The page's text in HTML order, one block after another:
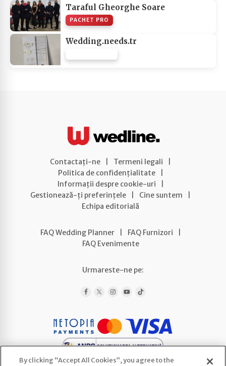
Taraful Gheorghe Soare
PACHET PRO
Wedding.needs.tr
Contactați-ne Termeni legali
Politica de confidențialitate
Informații despre cookie-uri
Gestionează-ți preferințele
Cine suntem
Echipa editorială
FAQ Wedding Planner FAQ Furnizori
FAQ Evenimente
Urmareste-ne pe:
By clicking “Accept All Cookies”, you agree to the